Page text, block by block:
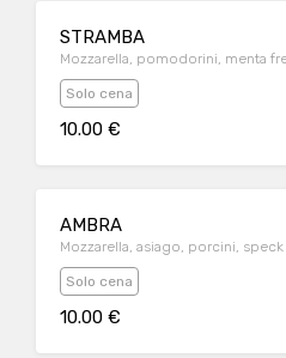
STRAMBA
Mozzarella, pomodorini, menta
Solo cena
10.00 €
AMBRA
Mozzarella, asiago, porcini, speck
Solo cena
10.00 €